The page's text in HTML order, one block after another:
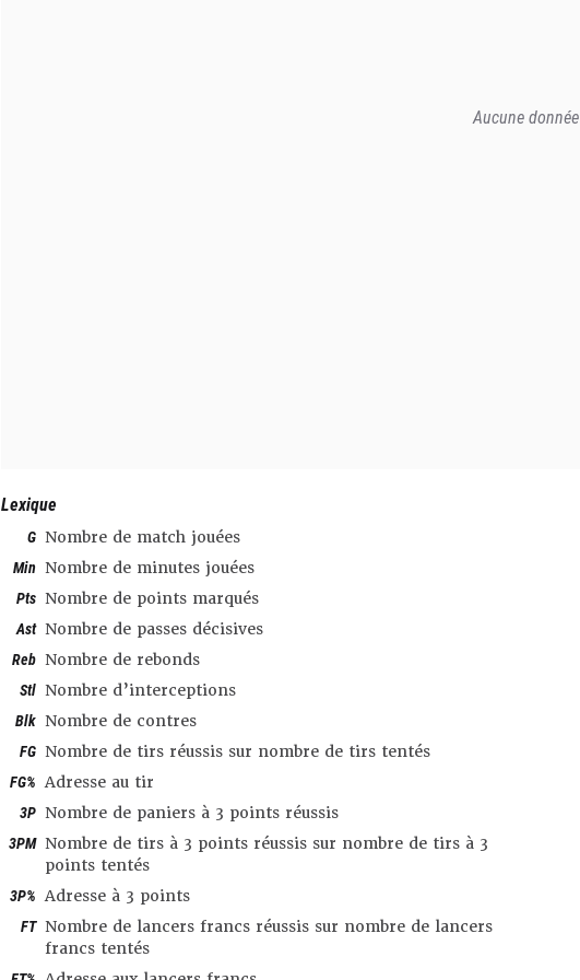
Aucune donnée
Lexique
G Nombre de match jouées
Min Nombre de minutes jouées
Pts Nombre de points marqués
Ast Nombre de passes décisives
Reb Nombre de rebonds
Stl Nombre d’interceptions
Blk Nombre de contres
FG Nombre de tirs réussis sur nombre de tirs tentés
FG% Adresse au tir
3P Nombre de paniers à 3 points réussis
3PM Nombre de tirs à 3 points réussis sur nombre de tirs à 3
points tentés
3P% Adresse à 3 points
FT Nombre de lancers francs réussis sur nombre de lancers
francs tentés